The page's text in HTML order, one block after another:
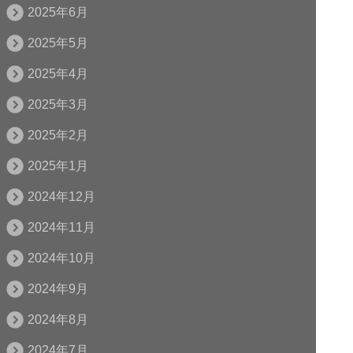
2025年6月
2025年5月
2025年4月
2025年3月
2025年2月
2025年1月
2024年12月
2024年11月
2024年10月
2024年9月
2024年8月
2024年7月